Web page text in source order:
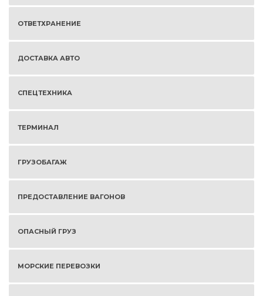
ОТВЕТХРАНЕНИЕ
ДОСТАВКА АВТО
СПЕЦТЕХНИКА
ТЕРМИНАЛ
ГРУЗОБАГАЖ
ПРЕДОСТАВЛЕНИЕ ВАГОНОВ
ОПАСНЫЙ ГРУЗ
МОРСКИЕ ПЕРЕВОЗКИ